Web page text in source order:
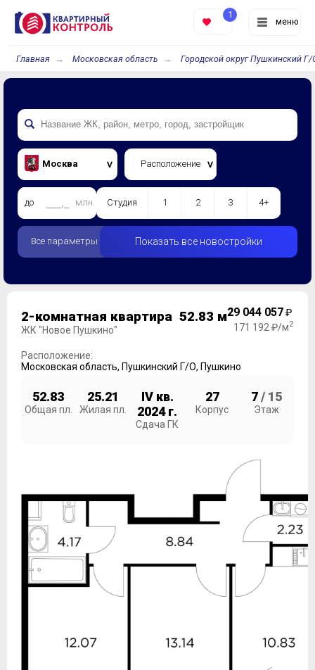
меню
1
Главная Московская область Городской округ Пушкинский Г/
Москва Расположение
до млн. Студия 1 2 3 4+
Все параметры Показать все новостройки
2-комнатная квартира 52.83 м2
ЖК "Новое Пушкино"
9 044 057₽
171 192 ₽/м2
Расположение:
Московская область, Пушкинский Г/О, Пушкино
52.83
Общая пл.
25.21
Жилая пл.
IV кв.
2024 г.
Сдача ГК
27
Корпус
7/ 15
Этаж